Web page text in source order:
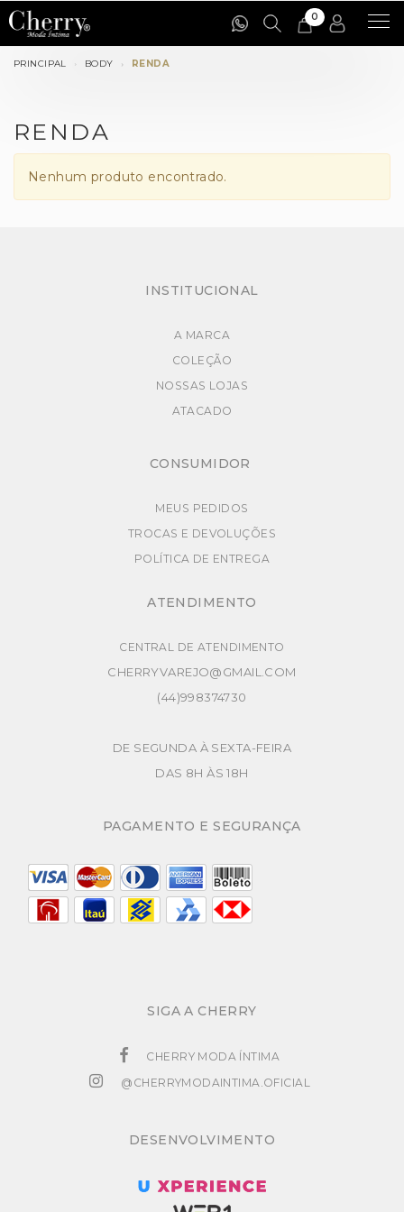
0
PRINCIPAL BODY RENDA
RENDA
Nenhum produto encontrado.
INSTITUCIONAL
A MARCA
COLEÇÃO
NOSSAS LOJAS
ATACADO
CONSUMIDOR
MEUS PEDIDOS
TROCAS E DEVOLUÇÕES
POLÍTICA DE ENTREGA
ATENDIMENTO
CENTRAL DE ATENDIMENTO
CHERRYVAREJO@GMAIL.COM
(44)998374730
DE SEGUNDA À SEXTA-FEIRA
DAS 8H ÀS 18H
PAGAMENTO E SEGURANÇA
SIGA A CHERRY
CHERRY MODA ÍNTIMA
@CHERRYMODAINTIMA.OFICIAL
DESENVOLVIMENTO